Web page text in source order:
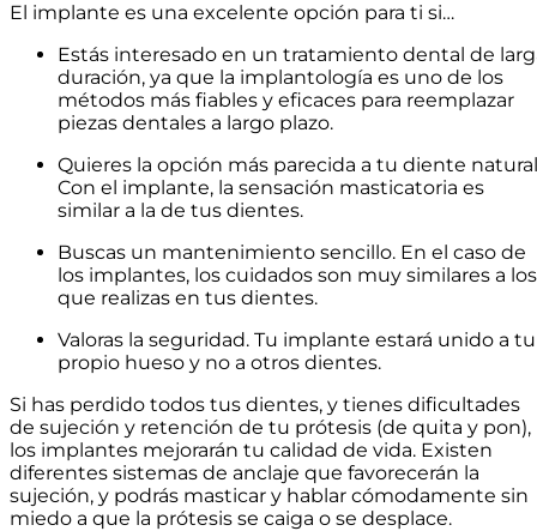
El implante es una excelente opción para ti si…
Estás interesado en un tratamiento dental de
duración, ya que la implantología es uno de los
métodos más fiables y eficaces para reemplazar
piezas dentales a largo plazo.
Quieres la opción más parecida a tu diente
Con el implante, la sensación masticatoria es
similar a la de tus dientes.
Buscas un mantenimiento sencillo. En el caso de
los implantes, los cuidados son muy similares a los
que realizas en tus dientes.
Valoras la seguridad. Tu implante estará unido a tu
propio hueso y no a otros dientes.
Si has perdido todos tus dientes, y tienes dificultades
de sujeción y retención de tu prótesis (de quita y pon),
los implantes mejorarán tu calidad de vida. Existen
diferentes sistemas de anclaje que favorecerán la
sujeción, y podrás masticar y hablar cómodamente sin
miedo a que la prótesis se caiga o se desplace.